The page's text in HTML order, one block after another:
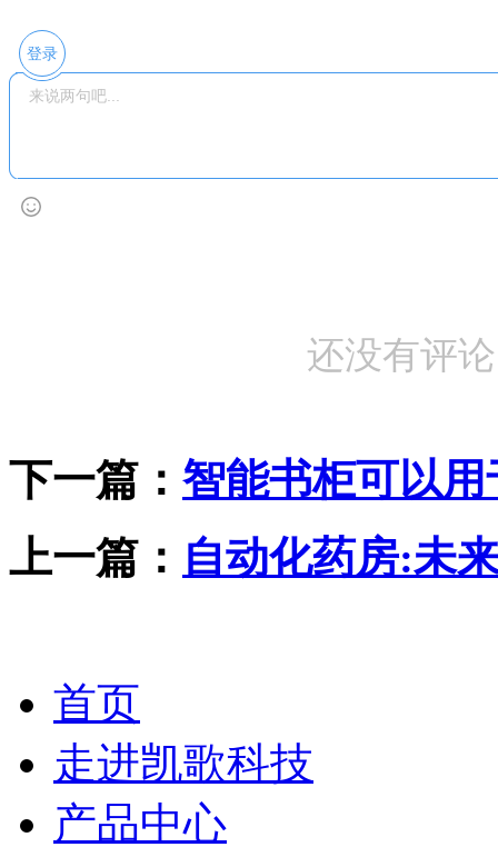
登录
还没有评
下一篇： 智能书柜可以
上一篇： 自动化药房:未
首页
走进凯歌科技
产品中心